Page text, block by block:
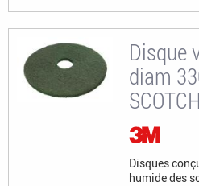
Disque
diam
Disques
humide des